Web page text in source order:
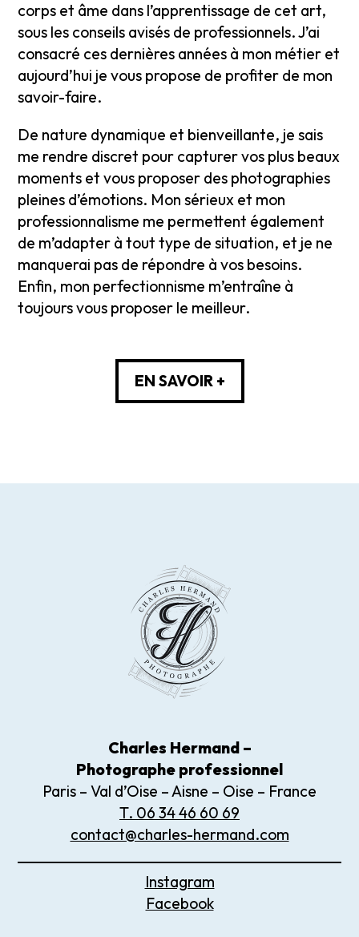
corps et âme dans l’apprentissage de cet art,
sous les conseils avisés de professionnels. J’ai
consacré ces dernières années à mon métier et
aujourd’hui je vous propose de profiter de mon
savoir-faire.
De nature dynamique et bienveillante, je sais
me rendre discret pour capturer vos plus beaux
moments et vous proposer des photographies
pleines d’émotions. Mon sérieux et mon
professionnalisme me permettent également
de m’adapter à tout type de situation, et je ne
manquerai pas de répondre à vos besoins.
Enfin, mon perfectionnisme m’entraîne à
toujours vous proposer le meilleur.
EN SAVOIR +
Charles Hermand –
Photographe professionnel
Paris – Val d’Oise – Aisne – Oise – France
T. 06 34 46 60 69
contact@charles-hermand.com
Instagram
Facebook